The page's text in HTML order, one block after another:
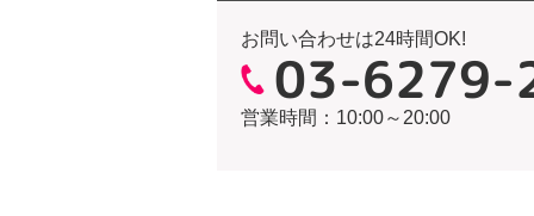
お問い合わせは24時間OK!
03-6279-
営業時間：10:00～20:00